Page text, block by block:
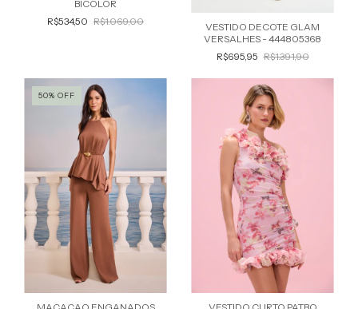
BICOLOR
R$534,50 R$1.069,00
VESTIDO DECOTE GLAM
VERSALHES - 444805368
R$695,95 R$1.391,90
50% OFF